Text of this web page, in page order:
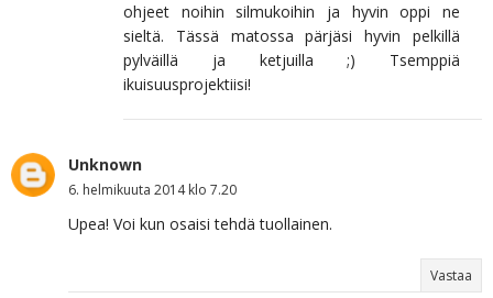
ohjeet noihin silmukoihin ja hyvin oppi ne
sieltä. Tässä matossa pärjäsi hyvin pelkillä
pylväillä ja ketjuilla ;) Tsemppiä
ikuisuusprojektiisi!
Unknown
6. helmikuuta 2014 klo 7.20
Upea! Voi kun osaisi tehdä tuollainen.
Vastaa